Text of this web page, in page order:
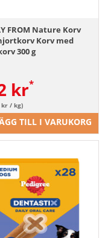
FROM Nature Korv
Korv med
300 g
kr
kr / kg)
TILL I VARUKORG